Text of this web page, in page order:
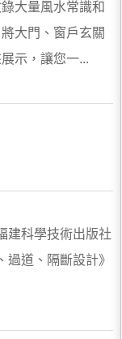
大量風水常識和
大門、窗戶玄關
示，讓您一...
建科學技術出版社
道、隔斷設計》